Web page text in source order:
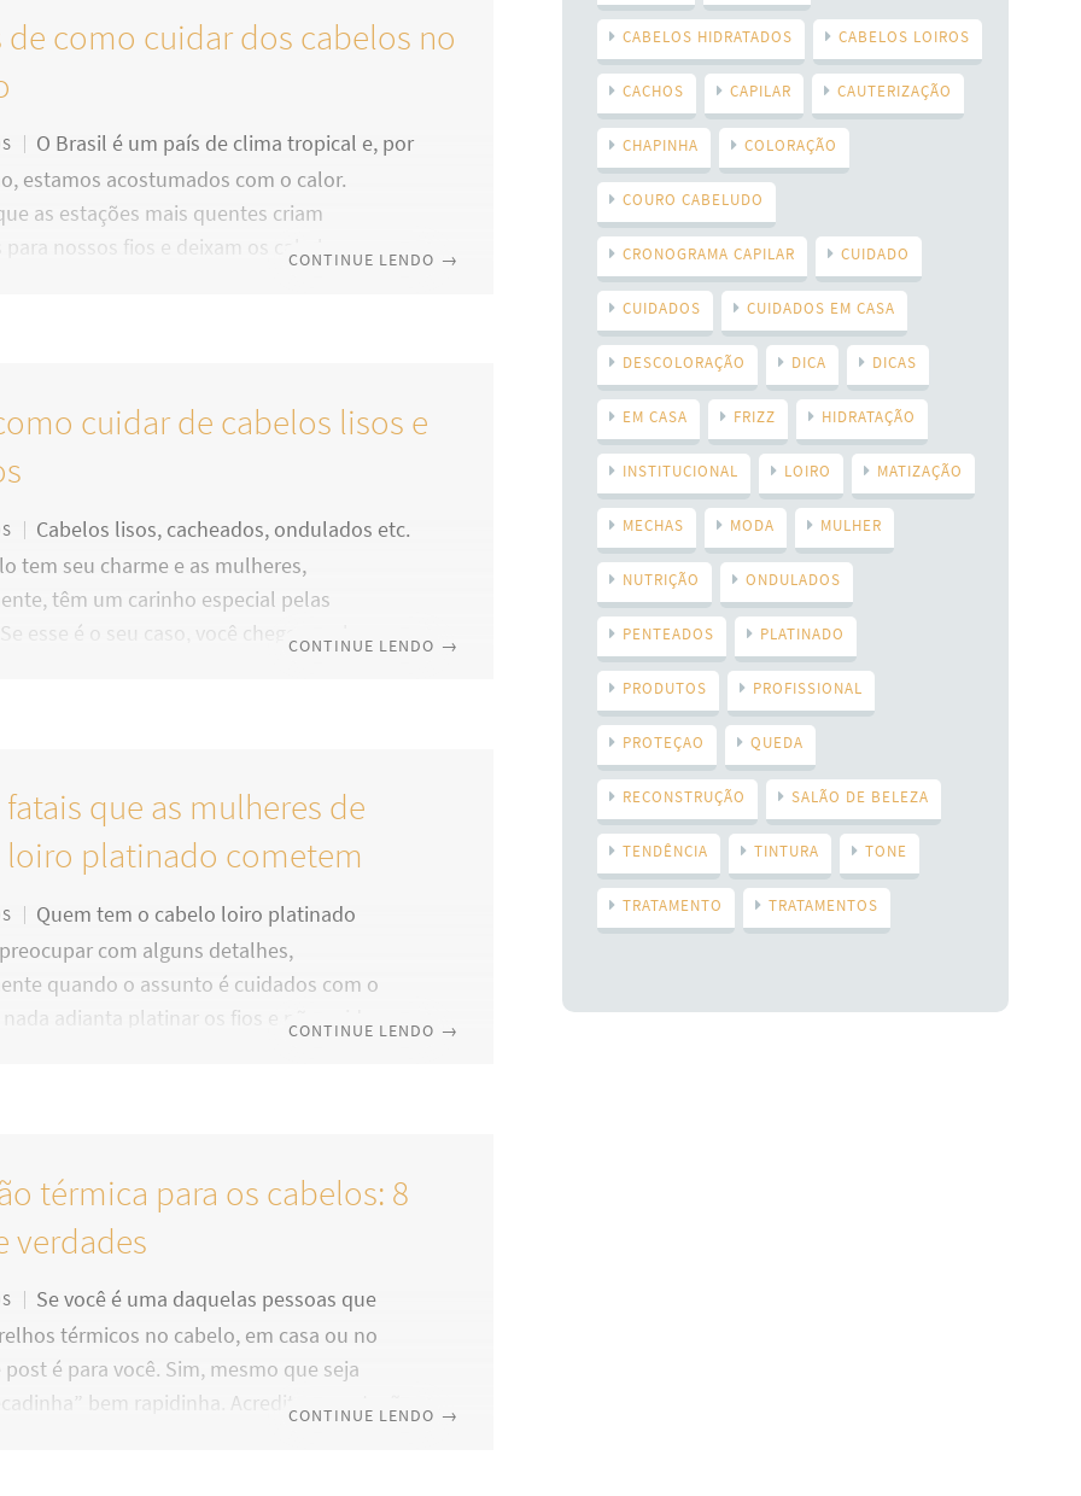
de como cuidar dos cabelos no
O Brasil é um país de clima tropical e, por
estamos acostumados com o calor.
as estações mais quentes criam
nossos fios e deixam os cabelos
baixas são bastante nocivas e grandes
CONTINUE LENDO →
cuidar de cabelos lisos e
Cabelos lisos, cacheados, ondulados etc.
tem seu charme e as mulheres,
têm um carinho especial pelas
esse é o seu caso, você chegou ao lugar
corretas e mais eficazes contra aquelas
ou fios indisciplinados que tanto lhe
CONTINUE LENDO →
que as mulheres de
loiro platinado cometem
Quem tem o cabelo loiro platinado
com alguns detalhes,
quando o assunto é cuidados com o
adianta platinar os fios e não cuidar
são eles para que você nunca faça isso ou,
esses hábitos de lado.
CONTINUE LENDO →
térmica para os cabelos: 8
verdades
Se você é uma daquelas pessoas que
térmicos no cabelo, em casa ou no
post é para você. Sim, mesmo que seja
bem rapidinha. Acredite: a proteção
CONTINUE LENDO →
CABELOS HIDRATADOS CABELOS LOIROS
CACHOS CAPILAR CAUTERIZAÇÃO
CHAPINHA COLORAÇÃO
COURO CABELUDO
CRONOGRAMA CAPILAR CUIDADO
CUIDADOS CUIDADOS EM CASA
DESCOLORAÇÃO DICA DICAS
EM CASA FRIZZ HIDRATAÇÃO
INSTITUCIONAL LOIRO MATIZAÇÃO
MECHAS MODA MULHER
NUTRIÇÃO ONDULADOS
PENTEADOS PLATINADO
PRODUTOS PROFISSIONAL
PROTEÇAO QUEDA
RECONSTRUÇÃO SALÃO DE BELEZA
TENDÊNCIA TINTURA TONE
TRATAMENTO TRATAMENTOS